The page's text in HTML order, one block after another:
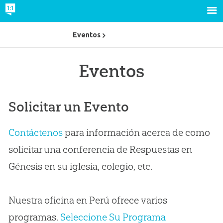
Eventos
Solicitar un Evento
Contáctenospara información acerca de como
solicitar una conferencia de Respuestas en
Génesis en su iglesia, colegio, etc.
Nuestra oficina en Perú ofrece varios
programas. Seleccione Su Programa
Eventos